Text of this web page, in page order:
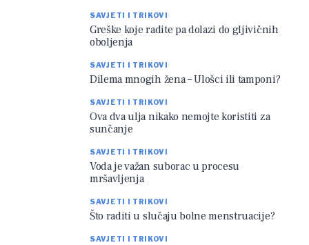
SAVJETI I TRIKOVI
Greške koje radite pa dolazi do gljivičnih
oboljenja
SAVJETI I TRIKOVI
Dilema mnogih žena – Ulošci ili tamponi?
SAVJETI I TRIKOVI
Ova dva ulja nikako nemojte koristiti za
sunčanje
SAVJETI I TRIKOVI
Voda je važan suborac u procesu
mršavljenja
SAVJETI I TRIKOVI
Što raditi u slučaju bolne menstruacije?
SAVJETI I TRIKOVI